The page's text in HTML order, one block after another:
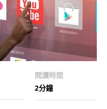
閱讀時間
2分鐘